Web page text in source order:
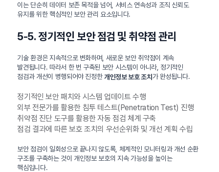
이는 단순히 데이터 보존 목적을 넘어, 서비스 연속성과 조직 신뢰도
유지를 위한 핵심적인 보안 관리 요소입니다.
5-5. 정기적인 보안 점검 및 취약점 관리
기술 환경은 지속적으로 변화하며, 새로운 보안 취약점이 계속
발견됩니다. 따라서 한 번 구축된 보안 시스템이 아니라, 정기적인
점검과 개선이 병행되어야 진정한개인정보 보호 조치가 완성됩니다.
정기적인 보안 패치와 시스템 업데이트 수행
외부 전문가를 활용한 침투 테스트(Penetration Test) 진행
취약점 진단 도구를 활용한 자동 점검 체계 구축
점검 결과에 따른 보호 조치의 우선순위화 및 개선 계획 수립
보안 점검이 일회성으로 끝나지 않도록, 체계적인 모니터링과 개선 순환
구조를 구축하는 것이 개인정보 보호의 지속 가능성을 높이는
핵심입니다.